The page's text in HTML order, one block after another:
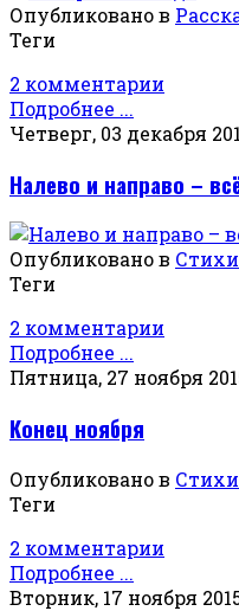
Опубликовано в
Теги
2 комментарии
Подробнее ...
Четверг, 03 декабря
Налево и направо –
Опубликовано в
Теги
2 комментарии
Подробнее ...
Пятница, 27 ноября
Конец ноября
Опубликовано в
Теги
2 комментарии
Подробнее ...
Вторник, 17 ноября